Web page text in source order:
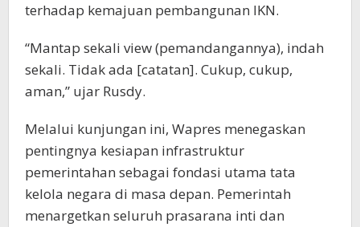
terhadap kemajuan pembangunan IKN.
“Mantap sekali view (pemandangannya), indah
sekali. Tidak ada [catatan]. Cukup, cukup,
aman,” ujar Rusdy.
Melalui kunjungan ini, Wapres menegaskan
pentingnya kesiapan infrastruktur
pemerintahan sebagai fondasi utama tata
kelola negara di masa depan. Pemerintah
menargetkan seluruh prasarana inti dan